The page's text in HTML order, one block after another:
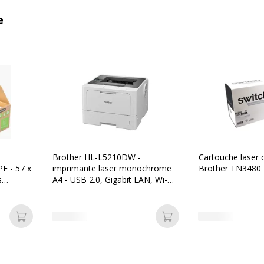
- 57 x
Ajouter au panier
Brother HL-L5210DW -
imprimante laser monochrome
A4 - USB 2.0, Gigabit LAN, Wi-
Ajouter au panier
Cartouche laser
Brother TN3480